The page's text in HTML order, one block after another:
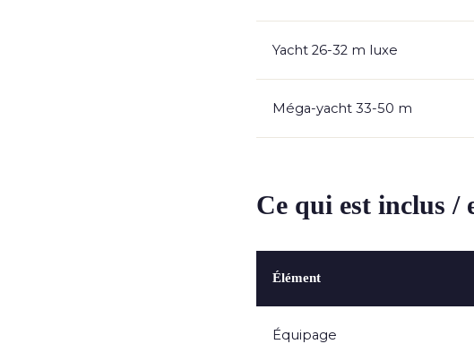
Yacht 26-32 m luxe
Méga-yacht 33-50 m
Ce qui est inclus /
Élément
Équipage